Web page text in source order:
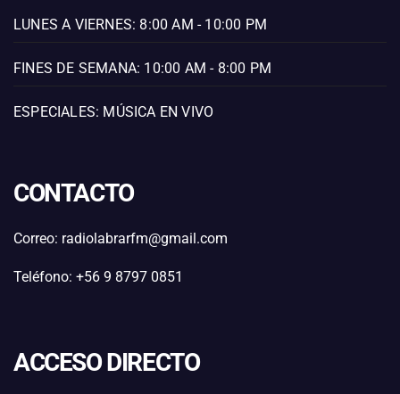
LUNES A VIERNES: 8:00 AM - 10:00 PM
FINES DE SEMANA: 10:00 AM - 8:00 PM
ESPECIALES: MÚSICA EN VIVO
CONTACTO
Correo: radiolabrarfm@gmail.com
Teléfono: +56 9 8797 0851
ACCESO DIRECTO